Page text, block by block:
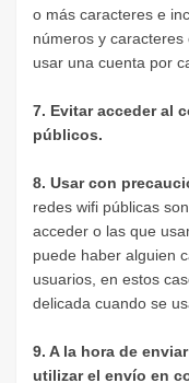
o más caracteres e
números y caracteres
usar una cuenta por
7. Evitar acceder al
públicos.
8. Usar con
redes wifi públicas
acceder o las que
puede haber alguien
usuarios, en estos
delicada cuando se
9. A la hora de
utilizar el envío en